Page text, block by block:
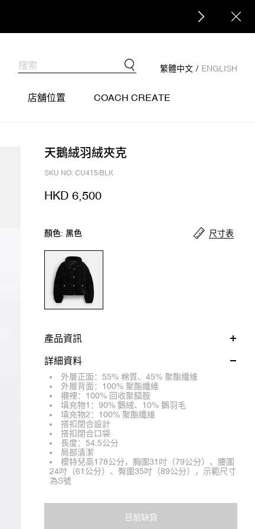
繁體中文 / ENGLISH
店舖位置 COACH CREATE
天鵝絨羽絨夾克
SKU NO: CU415/BLK
HKD 6,500
顏色: 黑色 尺寸表
產品資訊
詳細資料
外層正面：55% 棉質、45% 聚酯纖維
外層背面：100% 聚酯纖維
襯裡：100% 回收聚醯胺
填充物1：90% 鵝絨、10% 鵝羽毛
填充物2：100% 聚酯纖維
搭扣閉合設計
搭扣閉合口袋
長度：54.5公分
局部清潔
模特兒高178公分，胸圍31吋（79公分）、腰圍
24吋（61公分）、臀圍35吋（89公分），示範尺寸
為S號
目前缺貨